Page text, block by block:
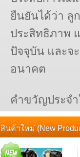
ยืนยันได้ว่า ลู
ประสิทธิภาพ
ปัจจุบัน และจ
อนาคต
คำขวัญประจำ
สินค้าใหม่ (New